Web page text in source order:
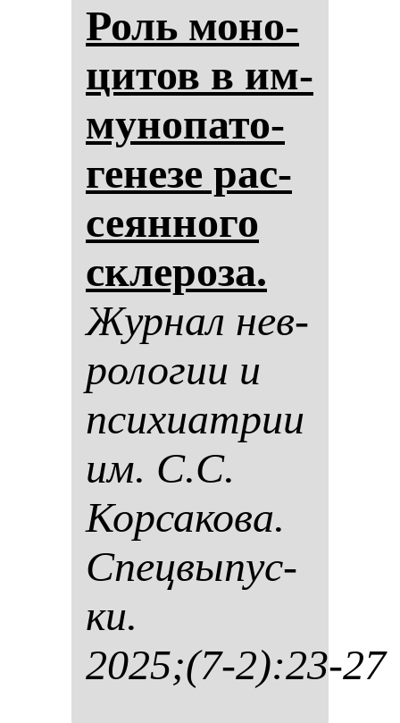
Роль мо­но­
ци­тов в им­
му­но­па­то­
ге­не­зе рас­
се­ян­но­го
скле­ро­за.
Жур­нал нев­
ро­ло­гии и
пси­хи­ат­рии
им. С.С.
Кор­са­ко­ва.
Спец­вы­пус­
ки.
2025;(7-2):23-27